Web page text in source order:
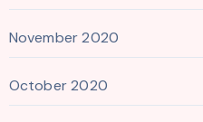
November 2020
October 2020